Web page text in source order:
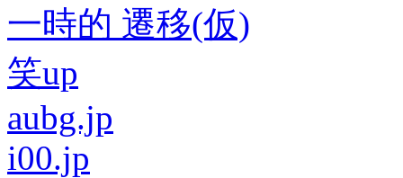
一時的 遷移(仮)
笑up
aubg.jp
i00.jp